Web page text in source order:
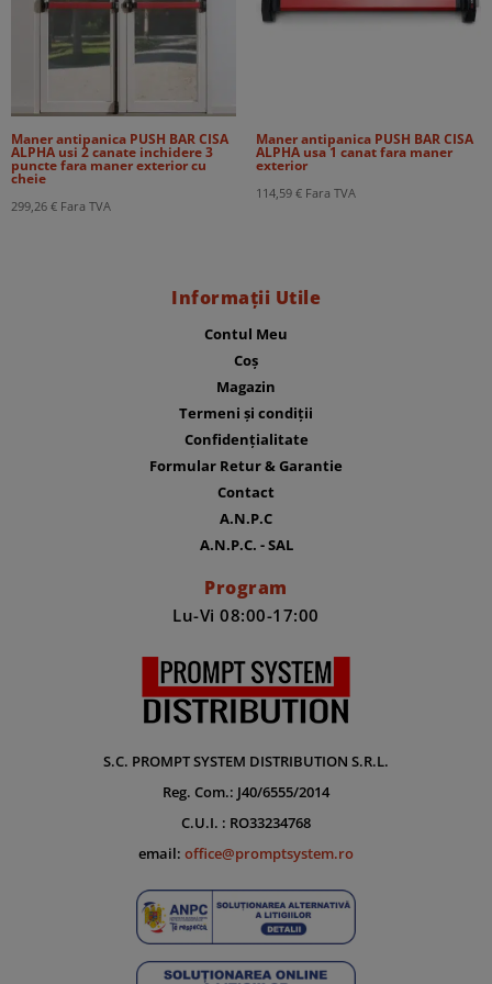
Maner antipanica PUSH BAR CISA
ALPHA usi 2 canate inchidere 3
puncte fara maner exterior cu
cheie
299,26 € Fara TVA
Maner antipanica PUSH BAR CISA
ALPHA usa 1 canat fara maner
exterior
114,59 € Fara TVA
Informații Utile
Contul Meu
Coș
Magazin
Termeni și condiții
Confidențialitate
Formular Retur & Garantie
Contact
A.N.P.C
A.N.P.C. - SAL
Program
Lu-Vi 08:00-17:00
S.C. PROMPT SYSTEM DISTRIBUTION S.R.L.
Reg. Com.: J40/6555/2014
C.U.I. : RO33234768
email: office@promptsystem.ro